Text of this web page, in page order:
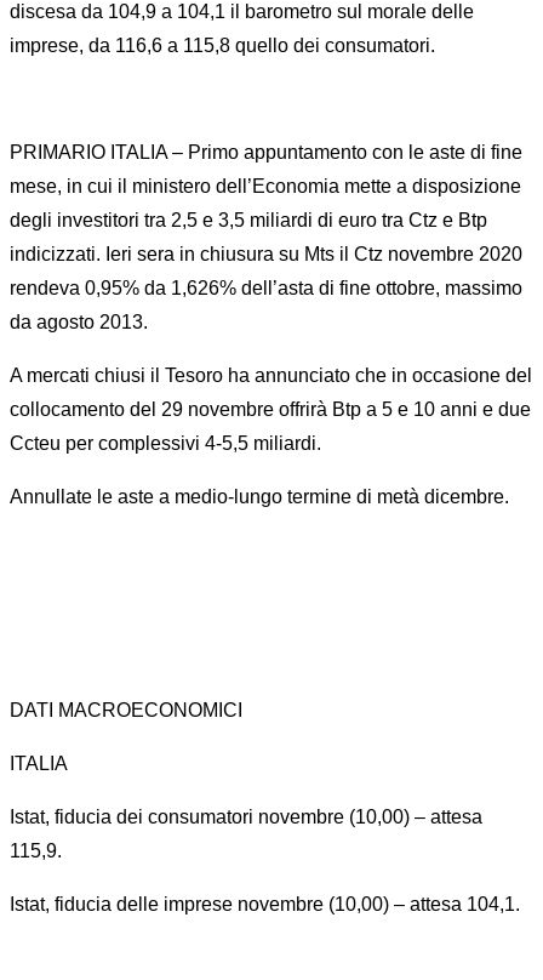
discesa da 104,9 a 104,1 il barometro sul morale delle
imprese, da 116,6 a 115,8 quello dei consumatori.
PRIMARIO ITALIA – Primo appuntamento con le aste di fine
mese, in cui il ministero dell’Economia mette a disposizione
degli investitori tra 2,5 e 3,5 miliardi di euro tra Ctz e Btp
indicizzati. Ieri sera in chiusura su Mts il Ctz novembre 2020
rendeva 0,95% da 1,626% dell’asta di fine ottobre, massimo
da agosto 2013.
A mercati chiusi il Tesoro ha annunciato che in occasione del
collocamento del 29 novembre offrirà Btp a 5 e 10 anni e due
Ccteu per complessivi 4-5,5 miliardi.
Annullate le aste a medio-lungo termine di metà dicembre.
DATI MACROECONOMICI
ITALIA
Istat, fiducia dei consumatori novembre (10,00) – attesa
115,9.
Istat, fiducia delle imprese novembre (10,00) – attesa 104,1.